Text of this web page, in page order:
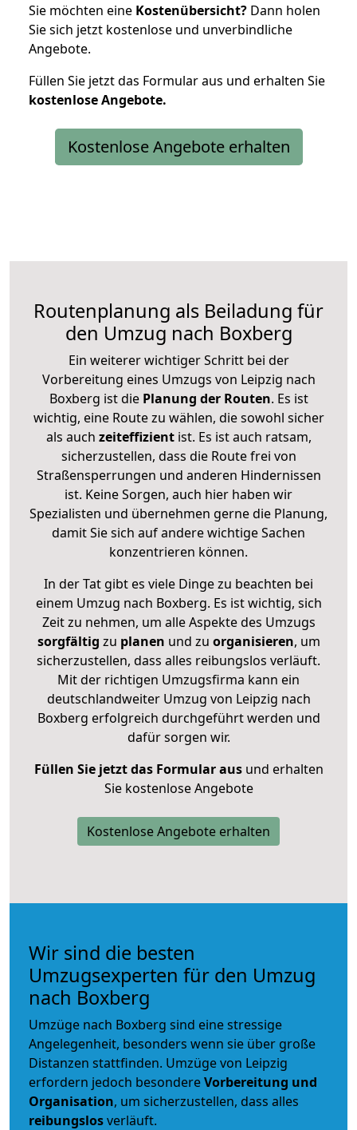
Sie möchten eine Kostenübersicht? Dann holen
Sie sich jetzt kostenlose und unverbindliche
Angebote.
Füllen Sie jetzt das Formular aus und erhalten Sie
kostenloseAngebote.
Kostenlose Angebote erhalten
Routenplanung als Beiladung für
den Umzug nach Boxberg
Ein weiterer wichtiger Schritt bei der
Vorbereitung eines Umzugs von Leipzig nach
Boxberg ist diePlanung der Routen. Es ist
wichtig, eine Route zu wählen, die sowohl sicher
als auch zeiteffizientist. Es ist auch ratsam,
sicherzustellen, dass die Route frei von
Straßensperrungen und anderen Hindernissen
ist. Keine Sorgen, auch hier haben wir
Spezialisten und übernehmen gerne die Planung,
damit Sie sich auf andere wichtige Sachen
konzentrieren können.
In der Tat gibt es viele Dinge zu beachten bei
einem Umzug nach Boxberg. Es ist wichtig, sich
Zeit zu nehmen, um alle Aspekte des Umzugs
sorgfältig zu planen und zu organisieren, um
sicherzustellen, dass alles reibungslos verläuft.
Mit der richtigen Umzugsfirma kann ein
deutschlandweiter Umzug von Leipzig nach
Boxberg erfolgreich durchgeführt werden und
dafür sorgen wir.
Füllen Sie jetzt das Formular ausund erhalten
Sie kostenlose Angebote
Kostenlose Angebote erhalten
Wir sind die besten
Umzugsexperten für den Umzug
nach Boxberg
Umzüge nach Boxberg sind eine stressige
Angelegenheit, besonders wenn sie über große
Distanzen stattfinden. Umzüge von Leipzig
erfordern jedoch besondereVorbereitung und
Organisation, um sicherzustellen, dass alles
reibungslosverläuft.